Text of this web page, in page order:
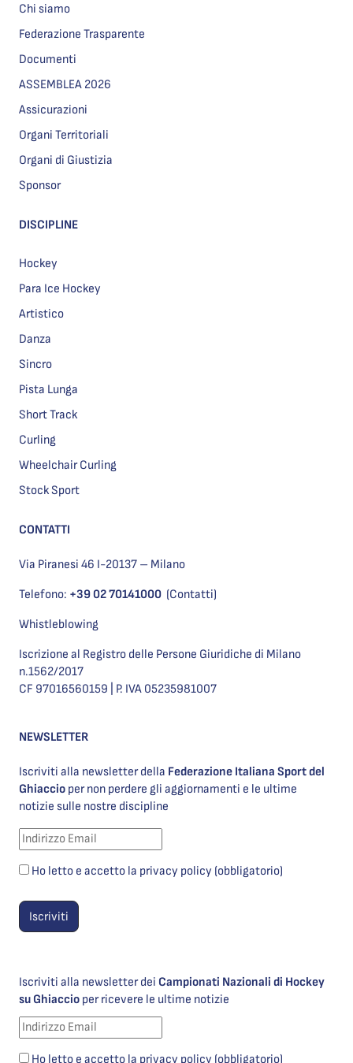
Chi siamo
Federazione Trasparente
Documenti
ASSEMBLEA 2026
Assicurazioni
Organi Territoriali
Organi di Giustizia
Sponsor
DISCIPLINE
Hockey
Para Ice Hockey
Artistico
Danza
Sincro
Pista Lunga
Short Track
Curling
Wheelchair Curling
Stock Sport
CONTATTI
Via Piranesi 46 I-20137 – Milano
Telefono: +39 02 70141000 (Contatti)
Whistleblowing
Iscrizione al Registro delle Persone Giuridiche di Milano
n.1562/2017
CF 97016560159 | P. IVA 05235981007
NEWSLETTER
Iscriviti alla newsletter della Federazione Italiana Sport del
Ghiaccio per non perdere gli aggiornamenti e le ultime
notizie sulle nostre discipline
Ho letto e accetto la privacy policy (obbligatorio)
Iscriviti alla newsletter dei Campionati Nazionali di Hockey
su Ghiaccio per ricevere le ultime notizie
Ho letto e accetto la privacy policy (obbligatorio)